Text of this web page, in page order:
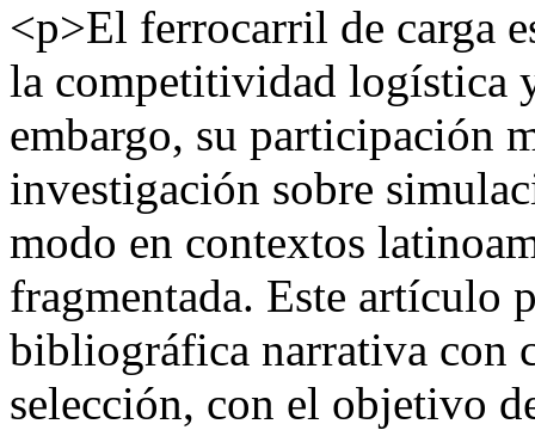
<p>El ferrocarril de carga
la competitividad logística
embargo, su participación
investigación sobre
modo en contextos
fragmentada. Este artículo
bibliográfica narrativa con
selección, con el objetivo